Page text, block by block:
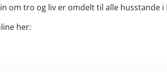
om tro og liv er omdelt til alle husstande i
her: